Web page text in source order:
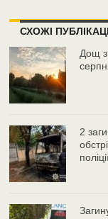
СХОЖІ
Дощ з
2